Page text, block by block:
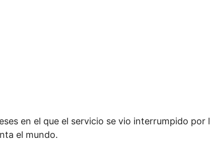
en el que el servicio se vio interrumpido por
el mundo.